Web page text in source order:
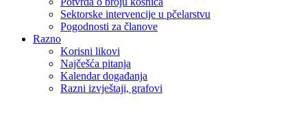
Sektorske intervencije u pčelarstvu
Pogodnosti za članove
Razno
Korisni likovi
Najčešća pitanja
Kalendar događanja
Razni izvještaji, grafovi